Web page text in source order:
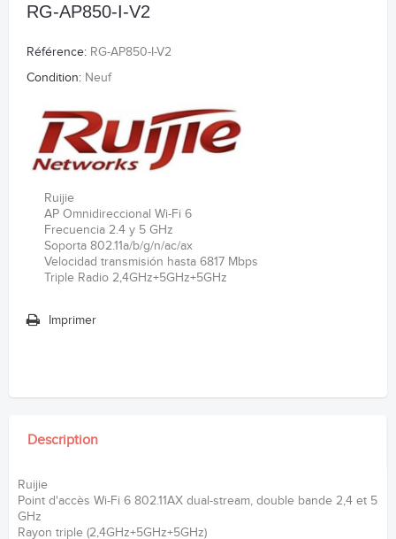
RG-AP850-I-V2
Référence: RG-AP850-I-V2
Condition: Neuf
Ruijie
AP Omnidireccional Wi-Fi 6
Frecuencia 2.4 y 5 GHz
Soporta 802.11a/b/g/n/ac/ax
Velocidad transmisión hasta 6817 Mbps
Triple Radio 2,4GHz+5GHz+5GHz
Imprimer
Description
Ruijie
Point d'accès Wi-Fi 6 802.11AX dual-stream, double bande 2,4 et 5
GHz
Rayon triple (2,4GHz+5GHz+5GHz)